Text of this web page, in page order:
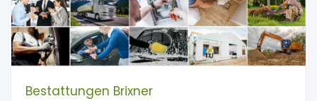
Bestattungen Brixner